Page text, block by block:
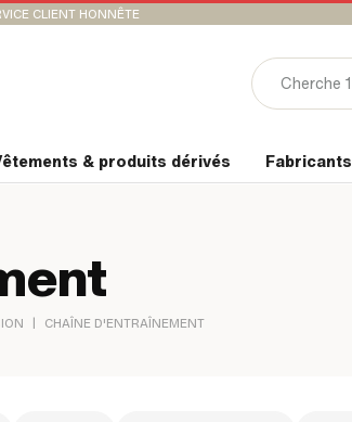
CLIENT HONNÊTE
& produits dérivés Fabricants
| CHAÎNE D'ENTRAÎNEMENT